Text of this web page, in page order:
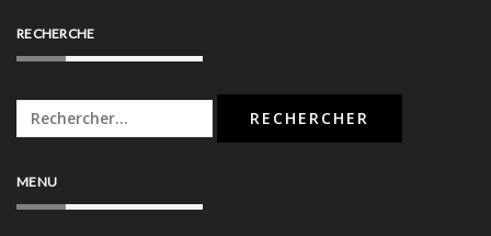
RECHERCHE
Rechercher :
MENU